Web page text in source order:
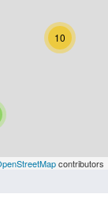
10
contributors